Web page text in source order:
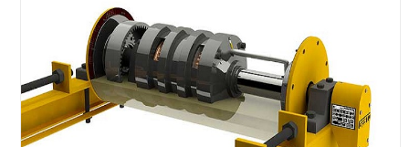
רצועות וי, רצועות תזמון וגלגלים
שינוע ליניארי
עיבוד שבבי/רכיבי אוטומציה, תבניות ושטנצים